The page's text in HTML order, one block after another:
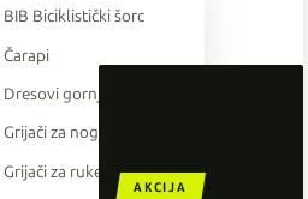
O'Neal
AKCIJA
BIB Biciklistički šorc
Čarapi
Dresovi gornji dio
Grijači za noge
Grijači za ruke